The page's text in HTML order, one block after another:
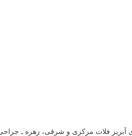
فلات مرکزی و شرقی، زهره ـ